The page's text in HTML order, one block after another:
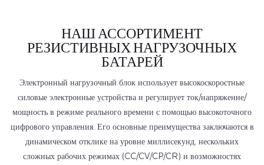
НАШ АССОРТИМЕНТ
РЕЗИСТИВНЫХ НАГРУЗОЧНЫХ
БАТАРЕЙ
Электронный нагрузочный блок использует высокоскоростные
силовые электронные устройства и регулирует ток/напряжение/
мощность в режиме реального времени с помощью высокоточного
цифрового управления. Его основные преимущества заключаются в
динамическом отклике на уровне миллисекунд, нескольких
сложных рабочих режимах (CC/CV/CP/CR) и возможностях